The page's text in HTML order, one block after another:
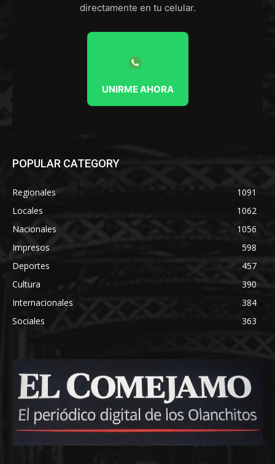
directamente en tu celular.
UNIRME AHORA
POPULAR CATEGORY
Regionales
1091
Locales
1062
Nacionales
1056
Impresos
598
Deportes
457
Cultura
390
Internacionales
384
Sociales
363